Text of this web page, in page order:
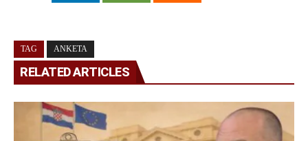
TAG ANKETA
RELATED ARTICLES